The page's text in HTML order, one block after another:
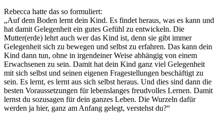
Rebecca hatte das so formuliert:
„Auf dem Boden lernt dein Kind. Es findet heraus, was es kann und
hat damit Gelegenheit ein gutes Gefühl zu entwickeln. Die
Mutter(erde) lehrt auch wer das Kind ist, denn sie gibt immer
Gelegenheit sich zu bewegen und selbst zu erfahren. Das kann dein
Kind dann tun, ohne in irgendeiner Weise abhängig von einem
Erwachsenen zu sein. Damit hat dein Kind ganz viel Gelegenheit
mit sich selbst und seinen eigenen Fragestellungen beschäftigt zu
sein. Es lernt, es lernt aus sich selbst heraus. Und dies sind dann die
besten Voraussetzungen für lebenslanges freudvolles Lernen. Damit
lernst du sozusagen für dein ganzes Leben. Die Wurzeln dafür
werden ja hier, ganz am Anfang gelegt, verstehst du?“